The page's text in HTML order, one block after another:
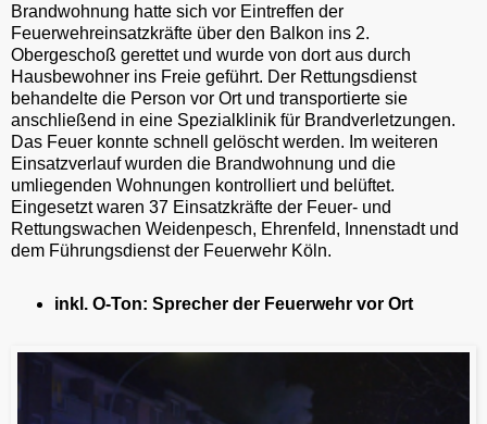
Brandwohnung hatte sich vor Eintreffen der
Feuerwehreinsatzkräfte über den Balkon ins 2.
Obergeschoß gerettet und wurde von dort aus durch
Hausbewohner ins Freie geführt. Der Rettungsdienst
behandelte die Person vor Ort und transportierte sie
anschließend in eine Spezialklinik für Brandverletzungen.
Das Feuer konnte schnell gelöscht werden. Im weiteren
Einsatzverlauf wurden die Brandwohnung und die
umliegenden Wohnungen kontrolliert und belüftet.
Eingesetzt waren 37 Einsatzkräfte der Feuer- und
Rettungswachen Weidenpesch, Ehrenfeld, Innenstadt und
dem Führungsdienst der Feuerwehr Köln.
inkl. O-Ton: Sprecher der Feuerwehr vor Ort